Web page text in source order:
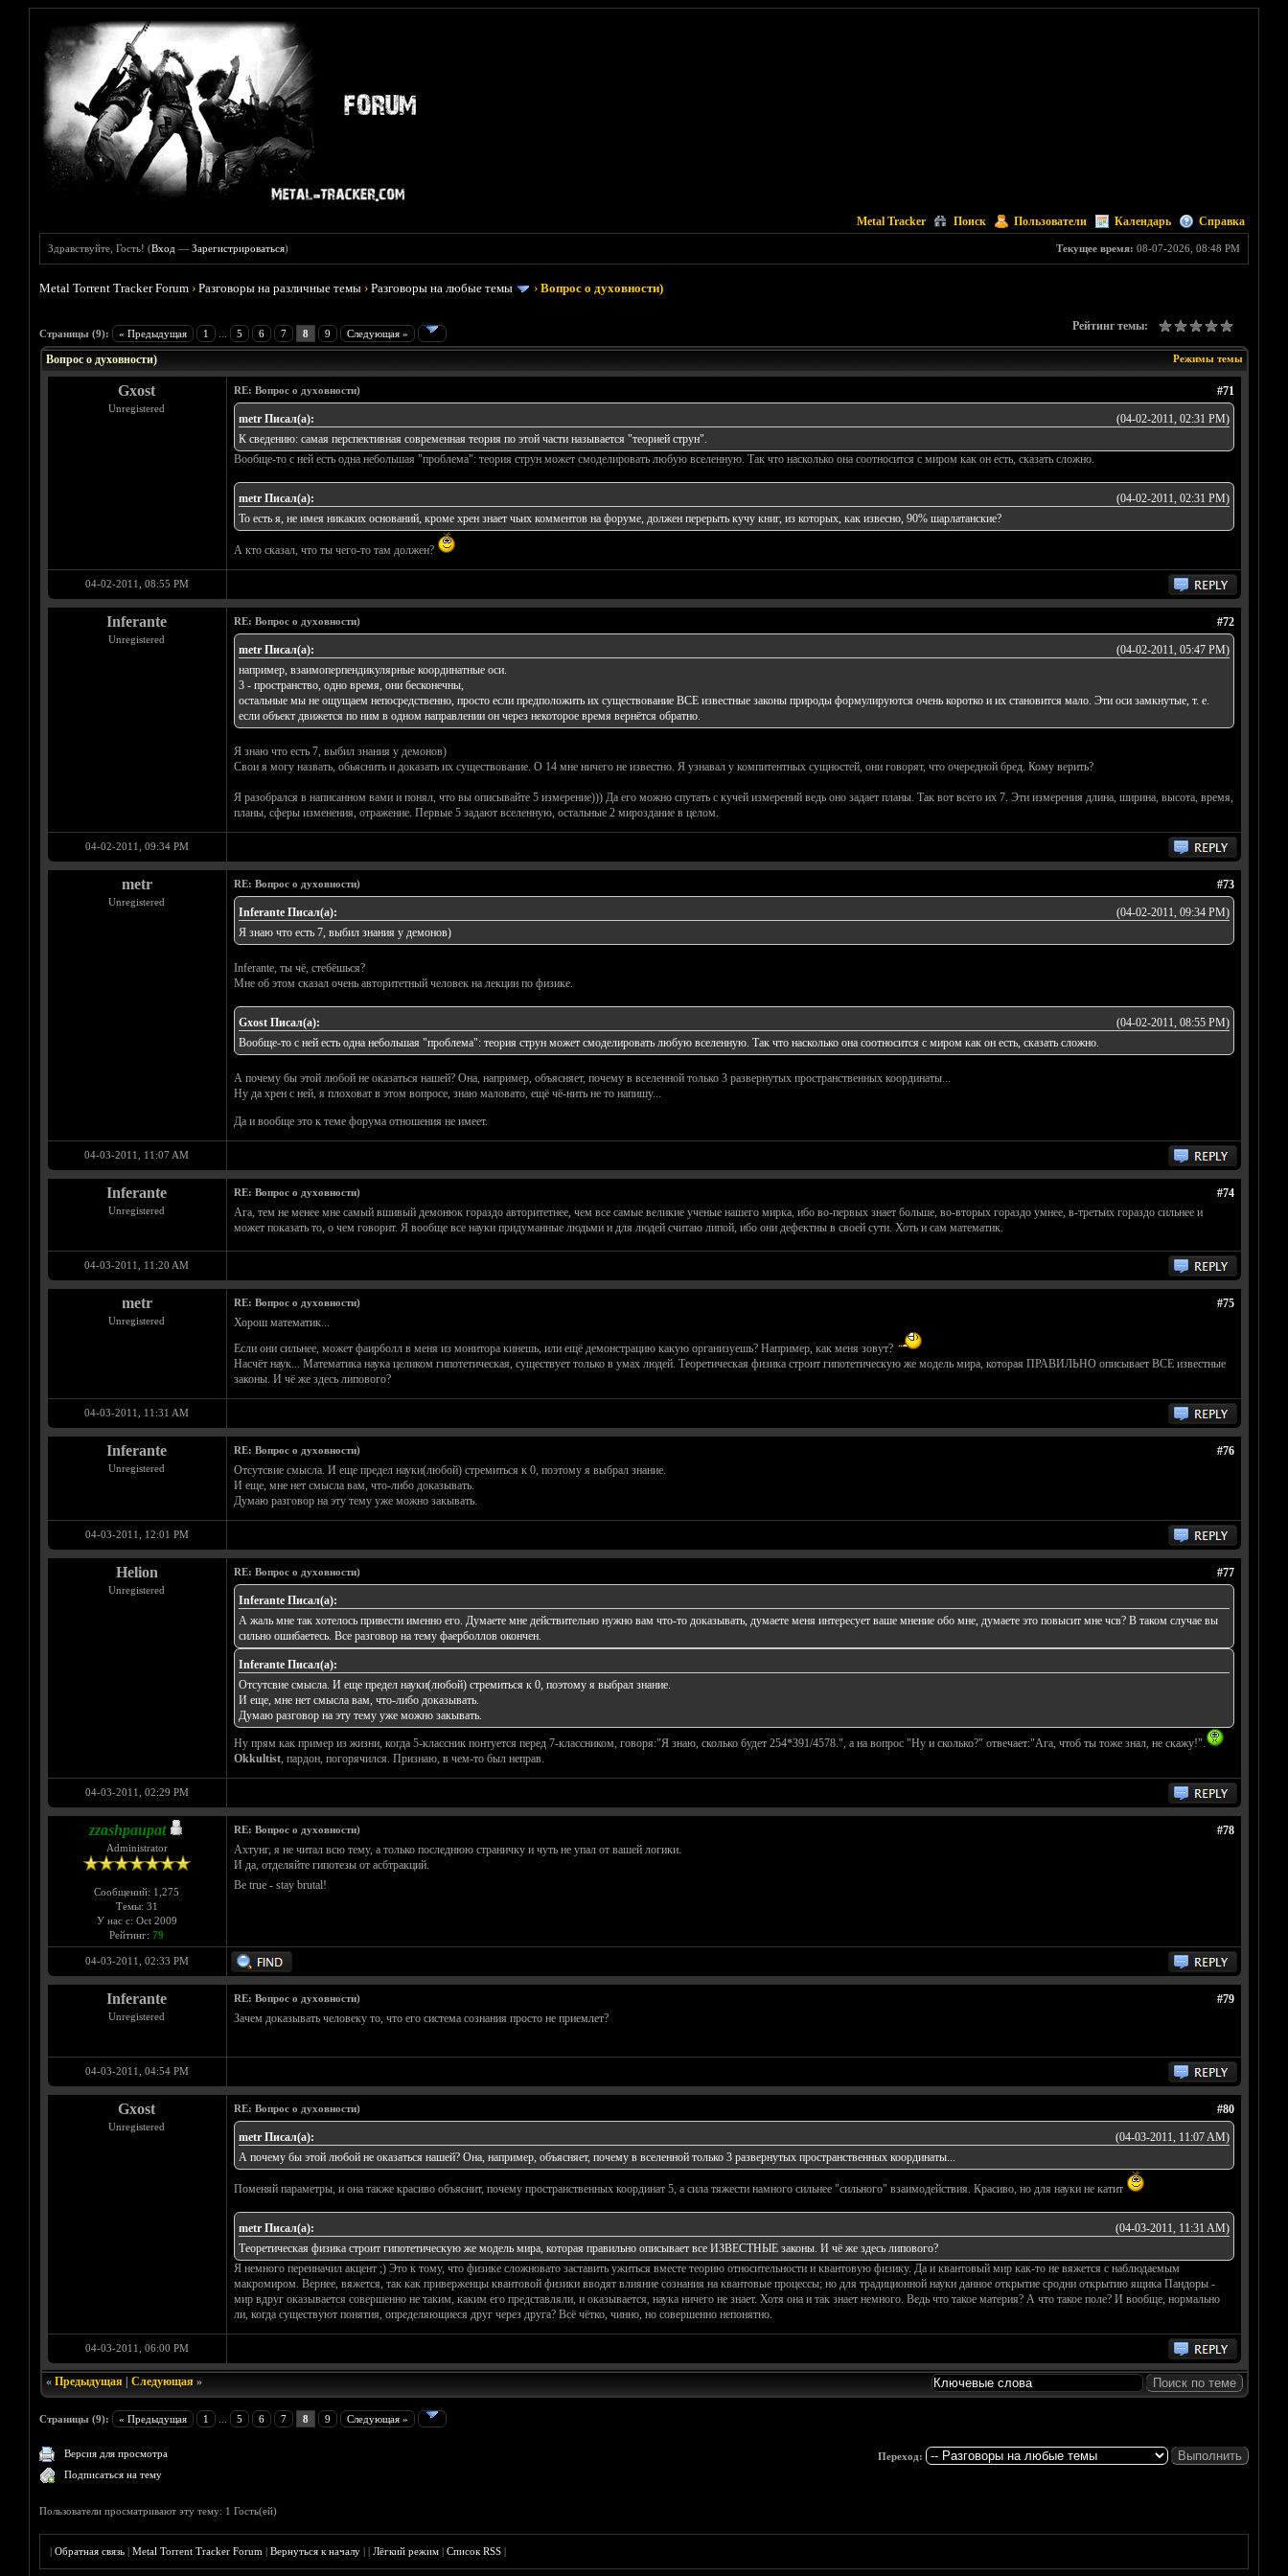
Metal Tracker Поиск Пользователи Календарь Справка
Текущее время: 08-07-2026, 08:48 PM
Здравствуйте, Гость! (Вход —Зарегистрироваться)
Metal Torrent Tracker Forum ›Разговоры на различные темы ›Разговоры на любые темы ›Вопрос о духовности)
Страницы (9): « Предыдущая 1 5 6 7 8 9 Следующая »
Рейтинг темы:
Голосов: 0 - Средняя оценка: 0
1
2
3
4
5
Режимы темы
Вопрос о духовности)
Gxost
Unregistered
#71
RE: Вопрос о духовности)
(04-02-2011, 02:31 PM)
metr Писал(а):
К сведению: самая перспективная современная теория по этой части называется "теорией струн".
Вообще-то с ней есть одна небольшая "проблема": теория струн может смоделировать любую вселенную. Так что насколько она соотносится с миром как он есть, сказать сложно.
(04-02-2011, 02:31 PM)
metr Писал(а):
То есть я, не имея никаких оснований, кроме хрен знает чьих комментов на форуме, должен перерыть кучу книг, из которых, как извесно, 90% шарлатанские?
А кто сказал, что ты чего-то там должен?
04-02-2011, 08:55 PM
Inferante
Unregistered
#72
RE: Вопрос о духовности)
(04-02-2011, 05:47 PM)
metr Писал(а):
например, взаимоперпендикулярные координатные оси.
3 - пространство, одно время, они бесконечны,
остальные мы не ощущаем непосредственно, просто если предположить их существование ВСЕ известные законы природы формулируются очень коротко и их становится мало. Эти оси замкнутые, т. е.
если объект движется по ним в одном направлении он через некоторое время вернётся обратно.
Я знаю что есть 7, выбил знания у демонов)
Свои я могу назвать, обьяснить и доказать их существование. О 14 мне ничего не известно. Я узнавал у компитентных сущностей, они говорят, что очередной бред. Кому верить?
Я разобрался в написанном вами и понял, что вы описывайте 5 измерение))) Да его можно спутать с кучей измерений ведь оно задает планы. Так вот всего их 7. Эти измерения длина, ширина, высота, время,
планы, сферы изменения, отражение. Первые 5 задают вселенную, остальные 2 мироздание в целом.
04-02-2011, 09:34 PM
metr
Unregistered
#73
RE: Вопрос о духовности)
(04-02-2011, 09:34 PM)
Inferante Писал(а):
Я знаю что есть 7, выбил знания у демонов)
Inferante, ты чё, стебёшься?
Мне об этом сказал очень авторитетный человек на лекции по физике.
(04-02-2011, 08:55 PM)
Gxost Писал(а):
Вообще-то с ней есть одна небольшая "проблема": теория струн может смоделировать любую вселенную. Так что насколько она соотносится с миром как он есть, сказать сложно.
А почему бы этой любой не оказаться нашей? Она, например, объясняет, почему в вселенной только 3 развернутых пространственных координаты...
Ну да хрен с ней, я плоховат в этом вопросе, знаю маловато, ещё чё-нить не то напишу...
Да и вообще это к теме форума отношения не имеет.
04-03-2011, 11:07 AM
Inferante
Unregistered
#74
RE: Вопрос о духовности)
Ага, тем не менее мне самый вшивый демонюк гораздо авторитетнее, чем все самые великие ученые нашего мирка, ибо во-первых знает больше, во-вторых гораздо умнее, в-третьих гораздо сильнее и
может показать то, о чем говорит. Я вообще все науки придуманные людьми и для людей считаю липой, ибо они дефектны в своей сути. Хоть и сам математик.
04-03-2011, 11:20 AM
metr
Unregistered
#75
RE: Вопрос о духовности)
Хорош математик...
Если они сильнее, может фаирболл в меня из монитора кинешь, или ещё демонстрацию какую организуешь? Например, как меня зовут?
Насчёт наук... Математика наука целиком гипотетическая, существует только в умах людей. Теоретическая физика строит гипотетическую же модель мира, которая ПРАВИЛЬНО описывает ВСЕ известные
законы. И чё же здесь липового?
04-03-2011, 11:31 AM
Inferante
Unregistered
#76
RE: Вопрос о духовности)
Отсутсвие смысла. И еще предел науки(любой) стремиться к 0, поэтому я выбрал знание.
И еще, мне нет смысла вам, что-либо доказывать.
Думаю разговор на эту тему уже можно закывать.
04-03-2011, 12:01 PM
Helion
Unregistered
#77
RE: Вопрос о духовности)
Inferante Писал(а):
А жаль мне так хотелось привести именно его. Думаете мне действительно нужно вам что-то доказывать, думаете меня интересует ваше мнение обо мне, думаете это повысит мне чсв? В таком случае вы
сильно ошибаетесь. Все разговор на тему фаерболлов окончен.
Inferante Писал(а):
Отсутсвие смысла. И еще предел науки(любой) стремиться к 0, поэтому я выбрал знание.
И еще, мне нет смысла вам, что-либо доказывать.
Думаю разговор на эту тему уже можно закывать.
Ну прям как пример из жизни, когда 5-классник понтуется перед 7-классником, говоря:"Я знаю, сколько будет 254*391/4578.", а на вопрос "Ну и сколько?" отвечает:"Ага, чтоб ты тоже знал, не скажу!".
Okkultist, пардон, погорячился. Признаю, в чем-то был неправ.
04-03-2011, 02:29 PM
zzashpaupat
Administrator
Сообщений: 1,275
Темы: 31
У нас с: Oct 2009
Рейтинг: 79
#78
RE: Вопрос о духовности)
Ахтунг, я не читал всю тему, а только последнюю страничку и чуть не упал от вашей логики.
И да, отделяйте гипотезы от асбтракций.
Be true - stay brutal!
04-03-2011, 02:33 PM
Inferante
Unregistered
#79
RE: Вопрос о духовности)
Зачем доказывать человеку то, что его система сознания просто не приемлет?
04-03-2011, 04:54 PM
Gxost
Unregistered
#80
RE: Вопрос о духовности)
(04-03-2011, 11:07 AM)
metr Писал(а):
А почему бы этой любой не оказаться нашей? Она, например, объясняет, почему в вселенной только 3 развернутых пространственных координаты...
Поменяй параметры, и она также красиво объяснит, почему пространственных координат 5, а сила тяжести намного сильнее "сильного" взаимодействия. Красиво, но для науки не катит
(04-03-2011, 11:31 AM)
metr Писал(а):
Теоретическая физика строит гипотетическую же модель мира, которая правильно описывает все ИЗВЕСТНЫЕ законы. И чё же здесь липового?
Я немного переиначил акцент ;) Это к тому, что физике сложновато заставить ужиться вместе теорию относительности и квантовую физику. Да и квантовый мир как-то не вяжется с наблюдаемым
макромиром. Вернее, вяжется, так как приверженцы квантовой физики вводят влияние сознания на квантовые процессы; но для традиционной науки данное открытие сродни открытию ящика Пандоры -
мир вдруг оказывается совершенно не таким, каким его представляли, и оказывается, наука ничего не знает. Хотя она и так знает немного. Ведь что такое материя? А что такое поле? И вообще, нормально
ли, когда существуют понятия, определяющиеся друг через друга? Всё чётко, чинно, но совершенно непонятно.
04-03-2011, 06:00 PM
« Предыдущая| Следующая»
Страницы (9): « Предыдущая 1 5 6 7 8 9 Следующая »
Версия для просмотра
Подписаться на тему
Переход:
Пользователи просматривают эту тему: 1 Гость(ей)
|Обратная связь |Metal Torrent Tracker Forum |Вернуться к началу ||Лёгкий режим |Список RSS |